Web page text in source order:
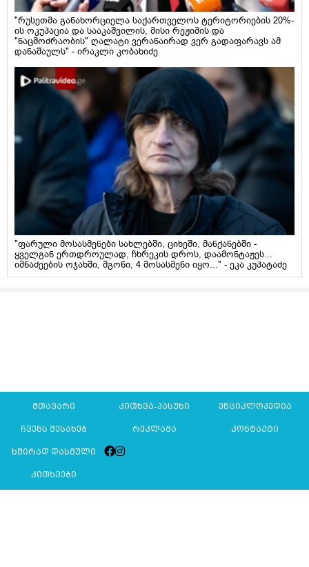
"რუსეთმა განახორციელა საქართველოს ტერიტორიების 20%-
ის ოკუპაცია და სააკაშვილის, მისი რეჟიმის და
"ნაცმოძრაობის" ღალატი ვერანაირად ვერ გადაფარავს ამ
დანაშაულს" - ირაკლი კობახიძე
"ფარული მოსასმენები სახლებში, ციხეში, მანქანებში -
ყველგან ერთდროულად, ჩხრეკის დროს, დაამონტაჟეს...
იმნაძეების ოჯახში, მგონი, 4 მოსასმენი იყო..." - ეკა კუპატაძე
მთავარი კითხვა-პასუხი ენციკლოპედია
ჩვენს შესახებ რეკლამა კონტაქტი
ხშირად დასმული
კითხვები